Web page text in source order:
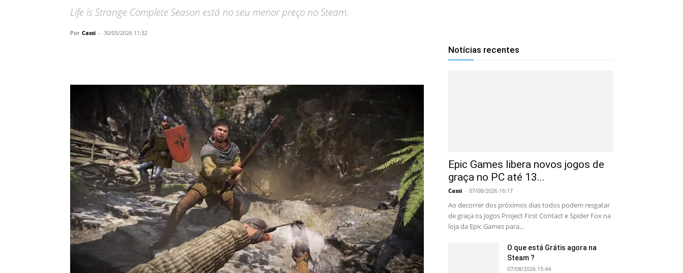
Life is Strange Complete Season está no seu menor preço no Steam.
Por Cassi - 30/05/2026 11:32
Notícias recentes
Epic Games libera novos jogos de
graça no PC até 13...
Cassi - 07/08/2026 16:17
Ao decorrer dos próximos dias todos podem resgatar
de graça os jogos Project First Contact e Spider Fox na
loja da Epic Games para...
O que está Grátis agora na
Steam ?
07/08/2026 15:44